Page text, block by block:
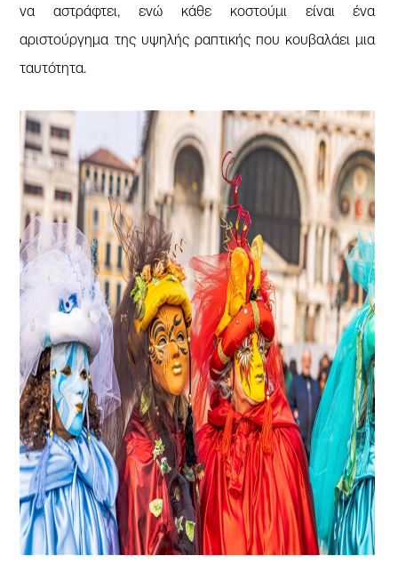
να αστράφτει, ενώ κάθε κοστούμι είναι ένα
αριστούργημα της υψηλής ραπτικής που κουβαλάει μια
ταυτότητα.